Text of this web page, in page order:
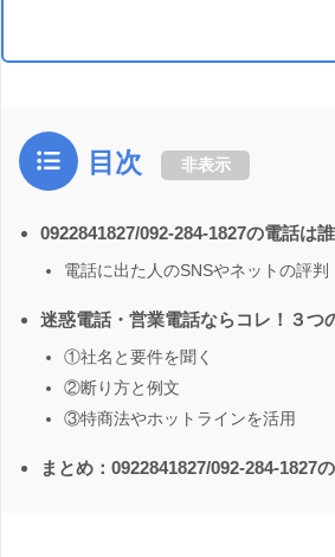
目次 非表示
0922841827/092-284-1827の電話は
電話に出た人のSNSやネットの評判
迷惑電話・営業電話ならコレ！３つ
①社名と要件を聞く
②断り方と例文
③特商法やホットラインを活用
まとめ：0922841827/092-284-1827